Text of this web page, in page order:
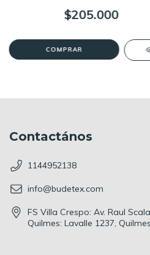
$205.000
Contactános
1144952138
info@budetex.com
FS Villa Crespo: Av. Raul
Quilmes: Lavalle 1237,